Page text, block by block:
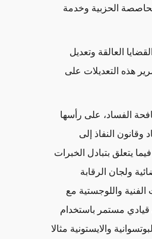
الحزبية وخدمة
العالقة وتعديل
هذه التعديلات على
الفساد، على رأسها
وقانون النفاذ إلى
يتعلق بتبادل الخبرات
ولجان الرقابة
الفنية واللوجستية مع
قيادي مستمر باستخدام
والايستونية مثالا